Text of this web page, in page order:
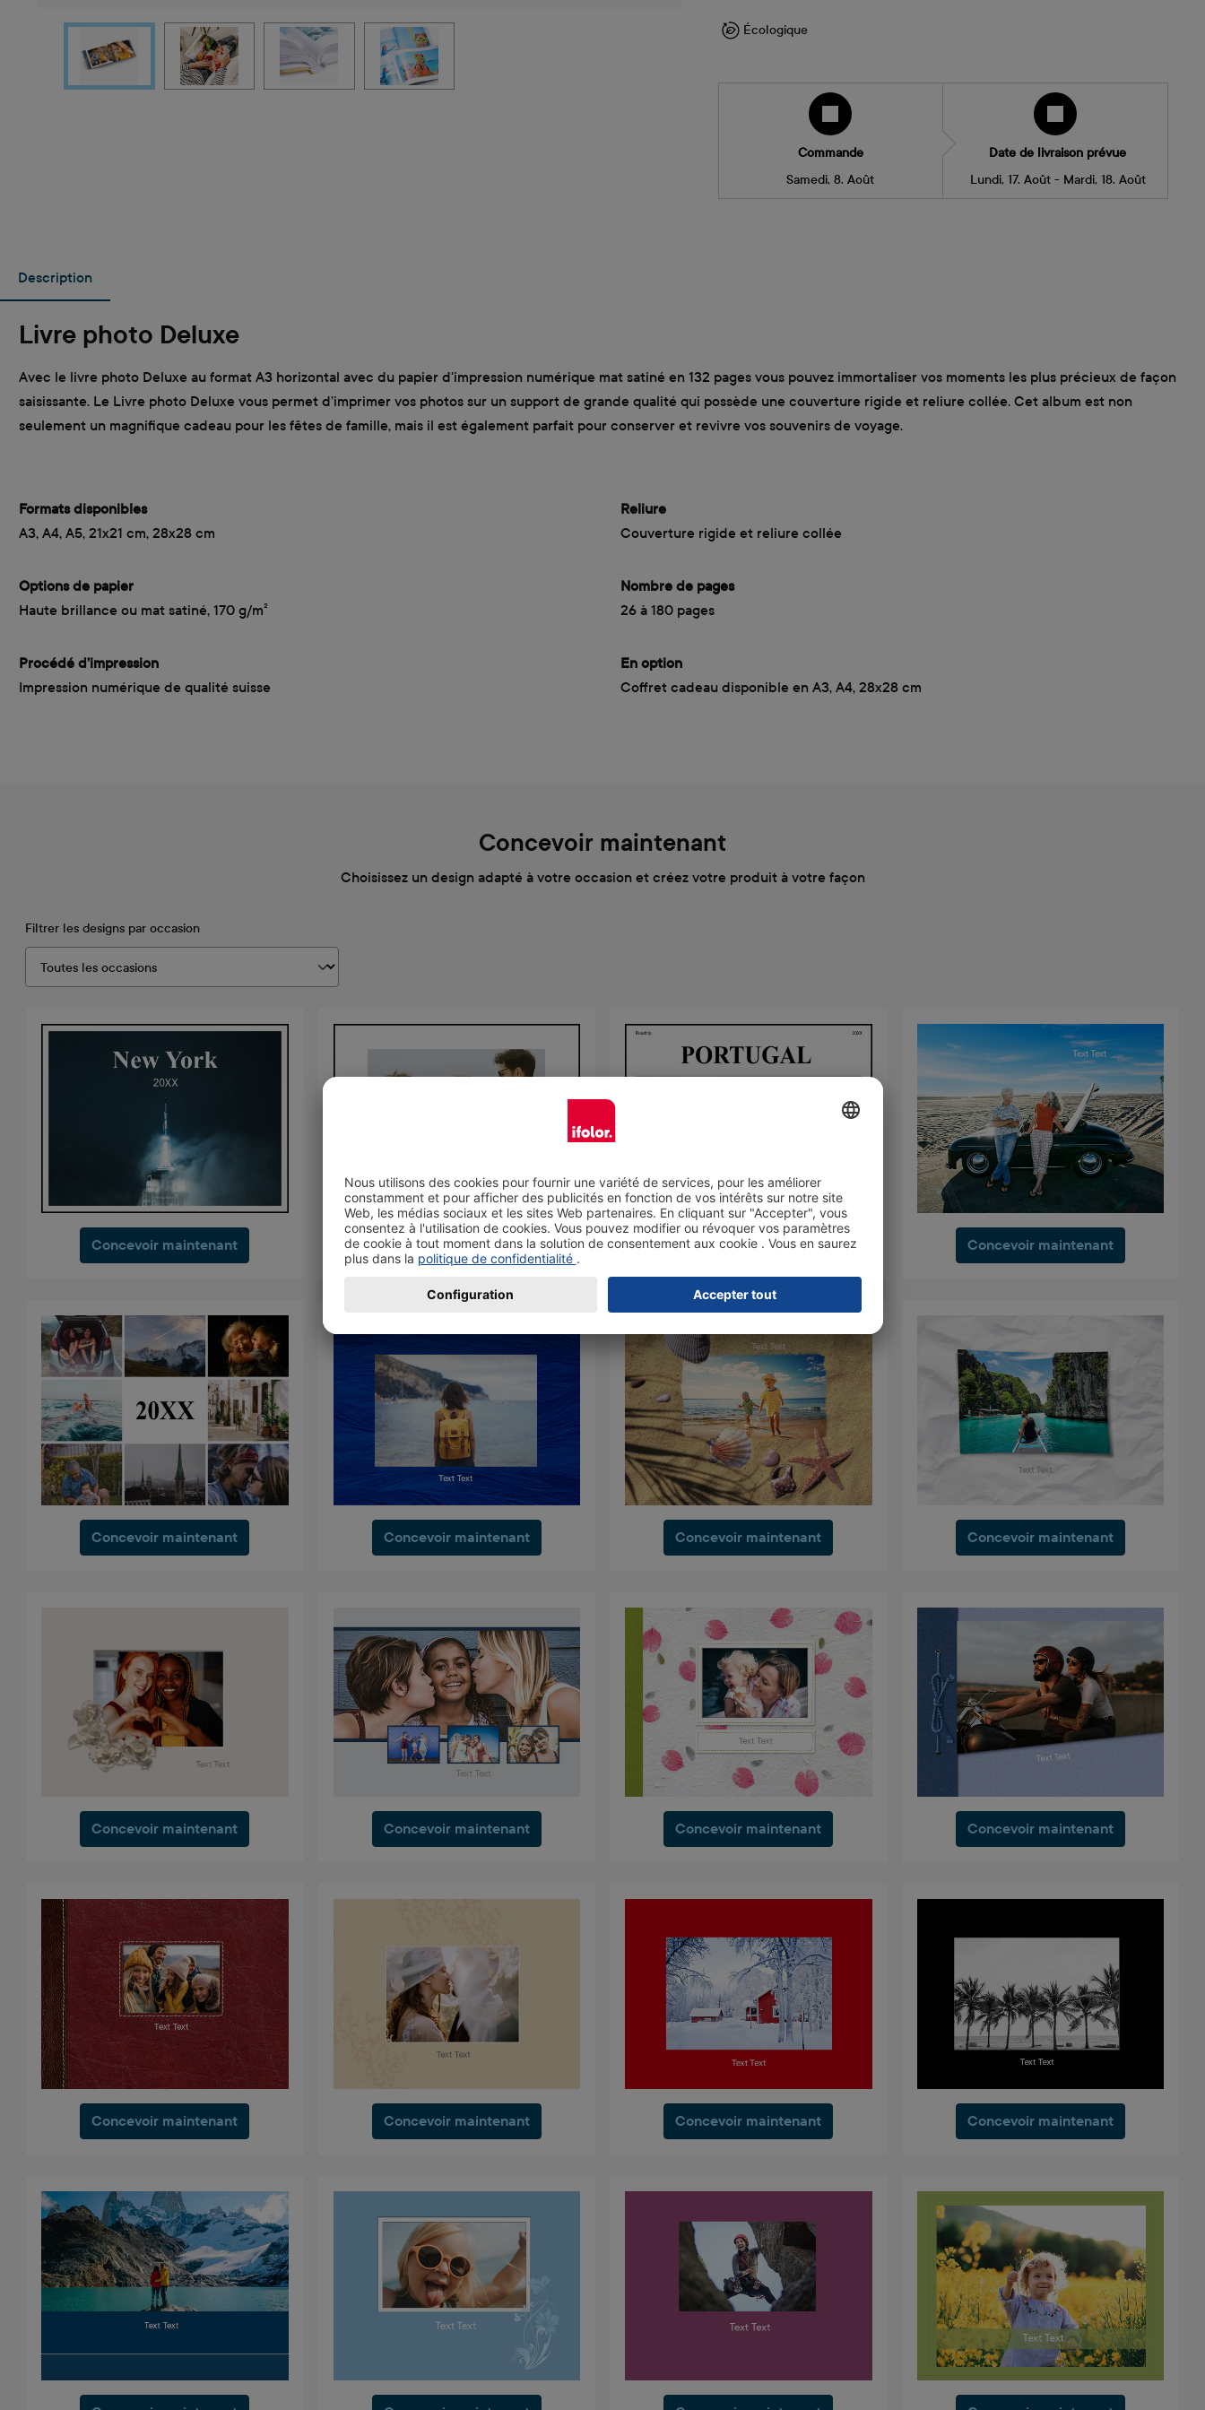
Écologique
Commande
Samedi, 8. Août
Date de livraison prévue
Lundi, 17. Août - Mardi, 18. Août
Description
Livre photo Deluxe
Avec le livre photo Deluxe au format A3 horizontal avec du papier d'impression numérique mat satiné en 132 pages vous pouvez immortaliser vos moments les plus précieux de façon
saisissante. Le Livre photo Deluxe vous permet d’imprimer vos photos sur un support de grande qualité qui possède une couverture rigide et reliure collée. Cet album est non
seulement un magnifique cadeau pour les fêtes de famille, mais il est également parfait pour conserver et revivre vos souvenirs de voyage.
Formats disponibles
A3, A4, A5, 21x21 cm, 28x28 cm
Options de papier
Haute brillance ou mat satiné, 170 g/m²
Procédé d’impression
Impression numérique de qualité suisse
Reliure
Couverture rigide et reliure collée
Nombre de pages
26 à 180 pages
En option
Coffret cadeau disponible en A3, A4, 28x28 cm
Concevoir maintenant
Choisissez un design adapté à votre occasion et créez votre produit à votre façon
Filtrer les designs par occasion
Concevoir maintenant Concevoir maintenant Concevoir maintenant Concevoir maintenant
Concevoir maintenant Concevoir maintenant Concevoir maintenant Concevoir maintenant
Concevoir maintenant Concevoir maintenant Concevoir maintenant Concevoir maintenant
Concevoir maintenant Concevoir maintenant Concevoir maintenant Concevoir maintenant